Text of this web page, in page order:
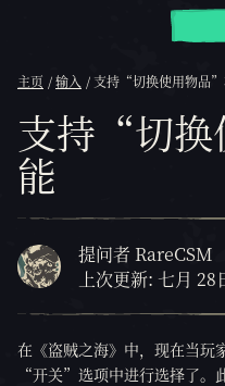
主页 输入 支持“切换使用物品”
支持“切
能
提问者 RareCSM
上次更新: 七月 28
在《盗贼之海》中，现在当
“开关”选项中进行选择了。